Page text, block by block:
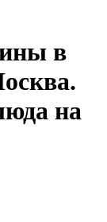
в
на